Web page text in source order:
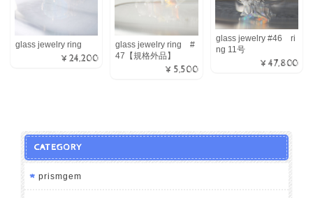
glass jewelry ring
¥24,200
glass jewelry ring #
47【規格外品】
¥5,500
glass jewelry #46 ri
ng 11号
¥47,800
CATEGORY
prismgem